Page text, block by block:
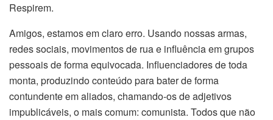
Respirem.
Amigos, estamos em claro erro. Usando nossas armas,
redes sociais, movimentos de rua e influência em grupos
pessoais de forma equivocada. Influenciadores de toda
monta, produzindo conteúdo para bater de forma
contundente em aliados, chamando-os de adjetivos
impublicáveis, o mais comum: comunista. Todos que não